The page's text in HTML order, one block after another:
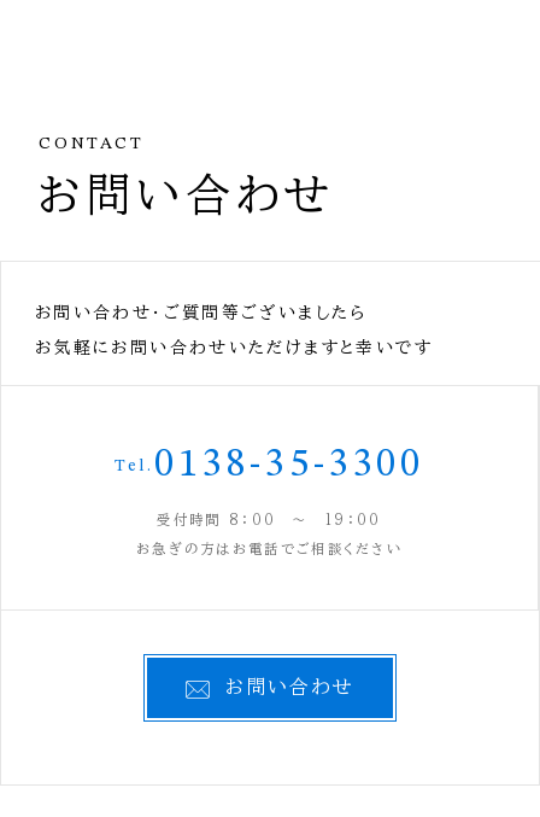
CONTACT
お問い合わせ
お問い合わせ・ご質問等ございましたら
お気軽にお問い合わせいただけますと幸いです
Tel. 0138-35-3300
受付時間 8：00 ～ 19：00
お急ぎの方はお電話でご相談ください
お問い合わせ